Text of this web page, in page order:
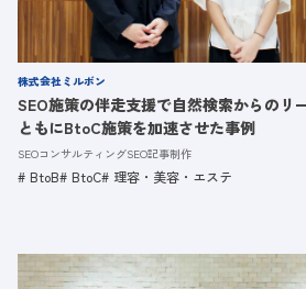
株式会社ミルボン
SEO施策の伴走支援で自然検索からのリ
ともにBtoC施策を加速させた事例
SEOコンサルティングSEO記事制作
BtoB BtoC 理容・美容・エステ